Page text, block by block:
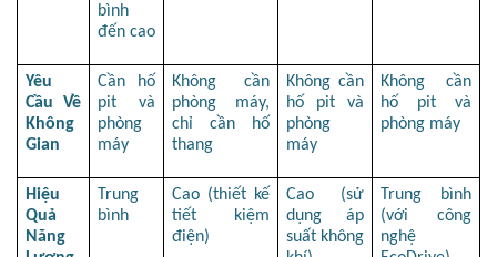
bình
đến cao
Yêu
Cầu Về
Không
Gian
Cần hố
pit và
phòng
máy
Không cần
phòng máy,
chỉ cần hố
thang
Không cần
hố pit và
phòng
máy
Không cần
hố pit và
phòng máy
Hiệu
Quả
Năng
Trung
bình
Cao (thiết kế
tiết kiệm
điện)
Cao (sử
dụng áp
suất không
Trung bình
(với công
nghệ